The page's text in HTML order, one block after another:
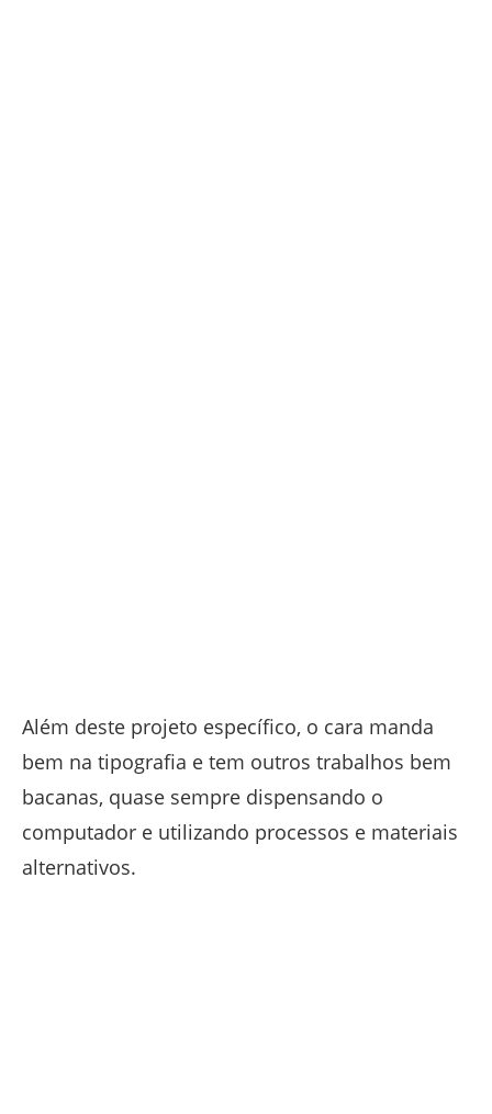
Além deste projeto específico, o cara manda
bem na tipografia e tem outros trabalhos bem
bacanas, quase sempre dispensando o
computador e utilizando processos e materiais
alternativos.